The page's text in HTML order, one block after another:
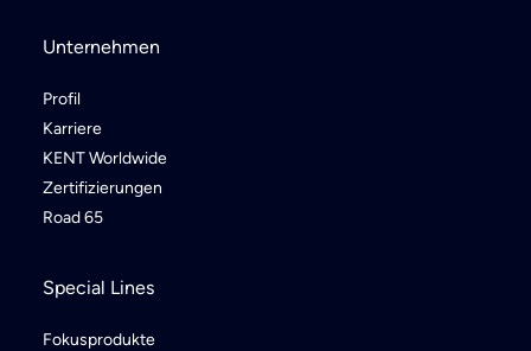
Unternehmen
Profil
Karriere
KENT Worldwide
Zertifizierungen
Road 65
Special Lines
Fokusprodukte